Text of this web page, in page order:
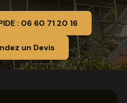
: 06 60 71 20 16
un Devis